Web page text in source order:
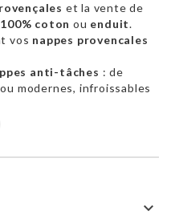
et la vente de
100% coton ou enduit.
vos nappes provencales
anti-tâches : de
modernes, infroissables
